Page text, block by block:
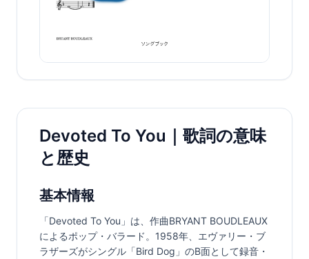
Devoted To You｜歌詞の意味
と歴史
基本情報
「Devoted To You」は、作曲BRYANT BOUDLEAUX
によるポップ・バラード。1958年、エヴァリー・ブ
ラザーズがシングル「Bird Dog」のB面として録音・